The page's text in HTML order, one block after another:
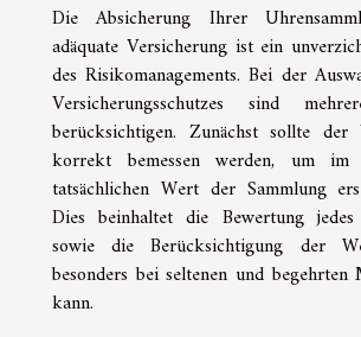
Die Absicherung Ihrer
adäquate Versicherung ist ein
des Risikomanagements. Bei der
Versicherungsschutzes sind
berücksichtigen. Zunächst sollte der
korrekt bemessen werden, um im
tatsächlichen Wert der Sammlung
Dies beinhaltet die Bewertung
sowie die Berücksichtigung der
besonders bei seltenen und
kann.